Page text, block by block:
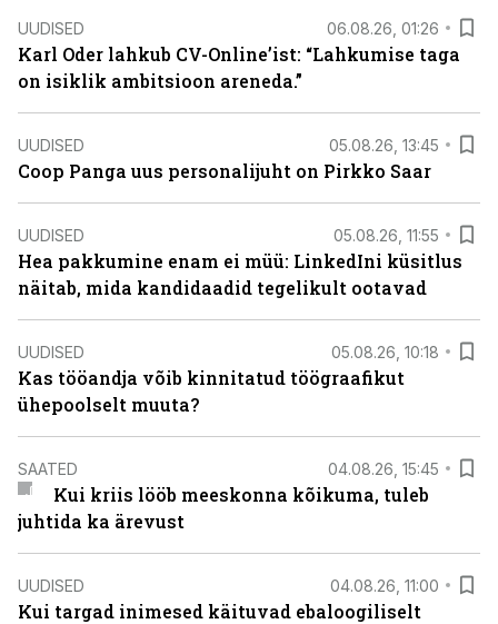
UUDISED 06.08.26, 01:26
Karl Oder lahkub CV-Online’ist: “Lahkumise taga
on isiklik ambitsioon areneda.”
UUDISED 05.08.26, 13:45
Coop Panga uus personalijuht on Pirkko Saar
UUDISED 05.08.26, 11:55
Hea pakkumine enam ei müü: LinkedIni küsitlus
näitab, mida kandidaadid tegelikult ootavad
UUDISED 05.08.26, 10:18
Kas tööandja võib kinnitatud töögraafikut
ühepoolselt muuta?
SAATED 04.08.26, 15:45
Kui kriis lööb meeskonna kõikuma, tuleb
juhtida ka ärevust
UUDISED 04.08.26, 11:00
Kui targad inimesed käituvad ebaloogiliselt